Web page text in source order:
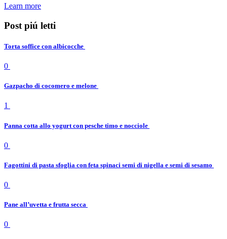
Learn more
Post piú letti
Torta soffice con albicocche
0
Gazpacho di cocomero e melone
1
Panna cotta allo yogurt con pesche timo e nocciole
0
Fagottini di pasta sfoglia con feta spinaci semi di nigella e semi di sesamo
0
Pane all’uvetta e frutta secca
0